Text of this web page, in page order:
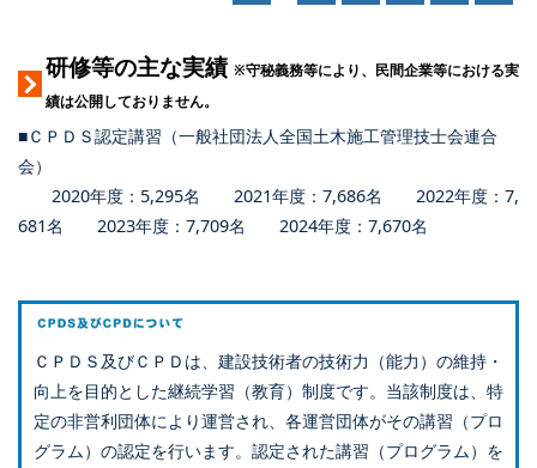
研修等の主な実績 ※守秘義務等により、民間企業等における実
績は公開しておりません。
■ＣＰＤＳ認定講習（一般社団法人全国土木施工管理技士会連合
会）
2020年度：5,295名 2021年度：7,686名 2022年度：7,
681名 2023年度：7,709名 2024年度：7,670名
ＣＰＤＳ及びＣＰＤは、建設技術者の技術力（能力）の維持・
向上を目的とした継続学習（教育）制度です。当該制度は、特
定の非営利団体により運営され、各運営団体がその講習（プロ
グラム）の認定を行います。認定された講習（プログラム）を